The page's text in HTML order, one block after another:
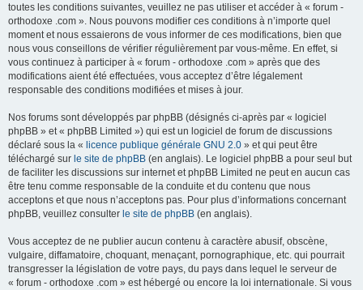
toutes les conditions suivantes, veuillez ne pas utiliser et accéder à « forum -
orthodoxe .com ». Nous pouvons modifier ces conditions à n’importe quel
moment et nous essaierons de vous informer de ces modifications, bien que
nous vous conseillons de vérifier régulièrement par vous-même. En effet, si
vous continuez à participer à « forum - orthodoxe .com » après que des
modifications aient été effectuées, vous acceptez d’être légalement
responsable des conditions modifiées et mises à jour.
Nos forums sont développés par phpBB (désignés ci-après par « logiciel
phpBB » et « phpBB Limited ») qui est un logiciel de forum de discussions
déclaré sous la « licence publique générale GNU 2.0 » et qui peut être
téléchargé sur le site de phpBB (en anglais). Le logiciel phpBB a pour seul but
de faciliter les discussions sur internet et phpBB Limited ne peut en aucun cas
être tenu comme responsable de la conduite et du contenu que nous
acceptons et que nous n’acceptons pas. Pour plus d’informations concernant
phpBB, veuillez consulter le site de phpBB (en anglais).
Vous acceptez de ne publier aucun contenu à caractère abusif, obscène,
vulgaire, diffamatoire, choquant, menaçant, pornographique, etc. qui pourrait
transgresser la législation de votre pays, du pays dans lequel le serveur de
« forum - orthodoxe .com » est hébergé ou encore la loi internationale. Si vous